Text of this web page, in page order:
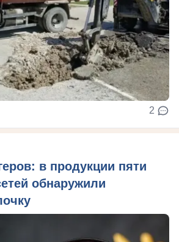
2
в продукции пяти
обнаружили